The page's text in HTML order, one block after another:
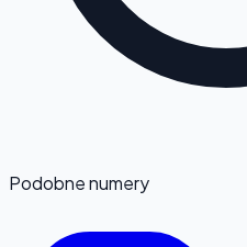
Podobne numery